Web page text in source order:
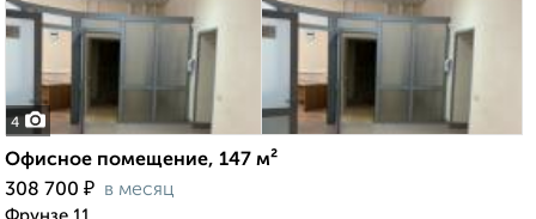
4
Офисное помещение, 147 м²
308 700 ₽ в месяц